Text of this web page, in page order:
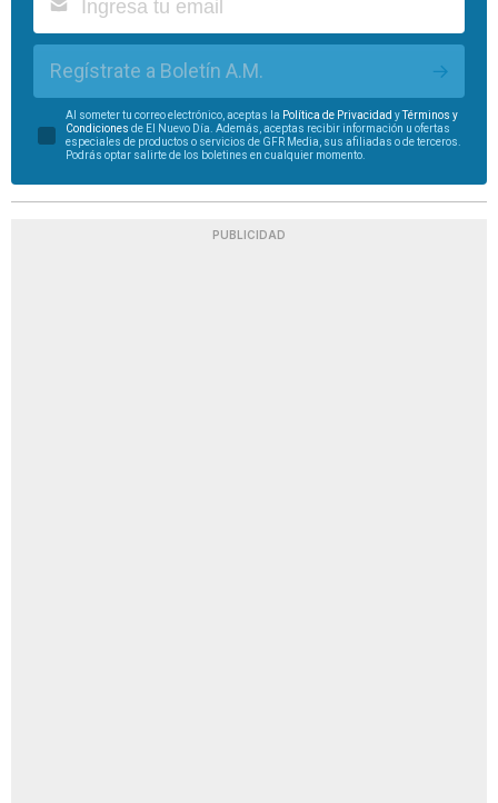
Regístrate a Boletín A.M.
Al someter tu correo electrónico, aceptas la Política de Privacidad yTérminos y
Condiciones de El Nuevo Día. Además, aceptas recibir información u ofertas
especiales de productos o servicios de GFR Media, sus afiliadas o de terceros.
Podrás optar salirte de los boletines en cualquier momento.
PUBLICIDAD